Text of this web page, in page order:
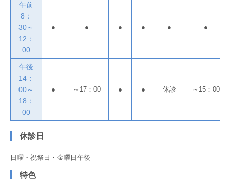
午前
8：
30～
12：
00
● ● ● ● ● ●
午後
14：
00～
18：
00
● ～17：00 ● ● 休診 ～15：00
休診日
日曜・祝祭日・金曜日午後
特色